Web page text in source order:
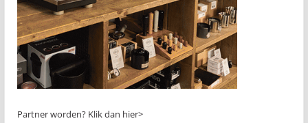
Partner worden? Klik dan hier>